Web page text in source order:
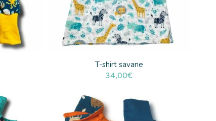
T-shirt savane
34,00€